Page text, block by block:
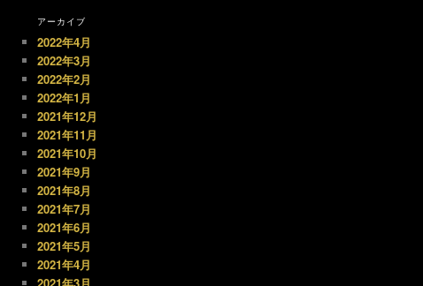
アーカイブ
2022年4月
2022年3月
2022年2月
2022年1月
2021年12月
2021年11月
2021年10月
2021年9月
2021年8月
2021年7月
2021年6月
2021年5月
2021年4月